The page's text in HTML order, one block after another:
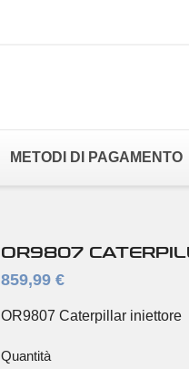
METODI DI PAGAMENTO
OR9807
859,99 €
OR9807 Caterpillar iniettore
Quantità